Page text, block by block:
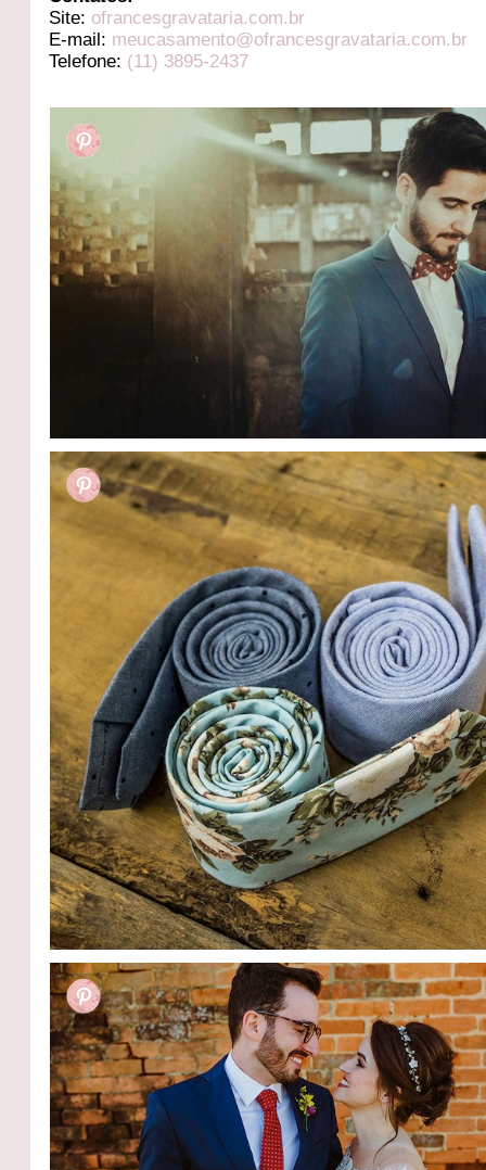
Site: ofrancesgravataria.com.br
E-mail: meucasamento@ofrancesgravataria.com.br
Telefone: (11) 3895-2437